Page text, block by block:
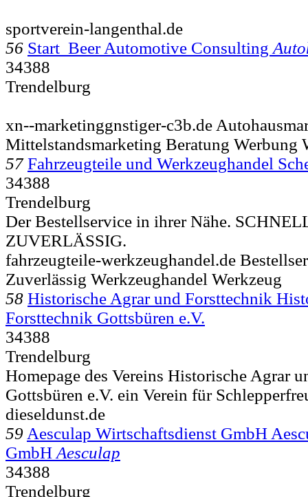
sportverein-langenthal.de
56 Start Beer Automotive Consulting
34388
Trendelburg
xn--marketinggnstiger-c3b.de
Mittelstandsmarketing Beratung Werbung
57 Fahrzeugteile und Werkzeughandel
34388
Trendelburg
Der Bestellservice in ihrer Nähe.
ZUVERLÄSSIG.
fahrzeugteile-werkzeughandel.de
Zuverlässig Werkzeughandel Werkzeug
58 Historische Agrar und Forsttechnik
Forsttechnik Gottsbüren e.V.
34388
Trendelburg
Homepage des Vereins Historische Agrar
Gottsbüren e.V. ein Verein für
dieseldunst.de
59 Aesculap Wirtschaftsdienst GmbH
GmbH Aesculap
34388
Trendelburg